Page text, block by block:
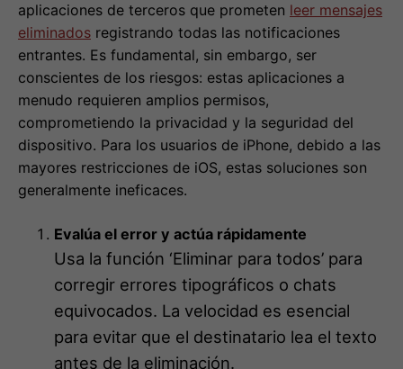
aplicaciones de terceros que prometen leer mensajes
eliminados registrando todas las notificaciones
entrantes. Es fundamental, sin embargo, ser
conscientes de los riesgos: estas aplicaciones a
menudo requieren amplios permisos,
comprometiendo la privacidad y la seguridad del
dispositivo. Para los usuarios de iPhone, debido a las
mayores restricciones de iOS, estas soluciones son
generalmente ineficaces.
Evalúa el error y actúa rápidamente
Usa la función ‘Eliminar para todos’ para
corregir errores tipográficos o chats
equivocados. La velocidad es esencial
para evitar que el destinatario lea el texto
antes de la eliminación.